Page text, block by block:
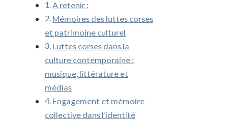
A retenir :
Mémoires des luttes corses
et patrimoine culturel
Luttes corses dans la
culture contemporaine :
musique, littérature et
médias
Engagement et mémoire
collective dans l’identité